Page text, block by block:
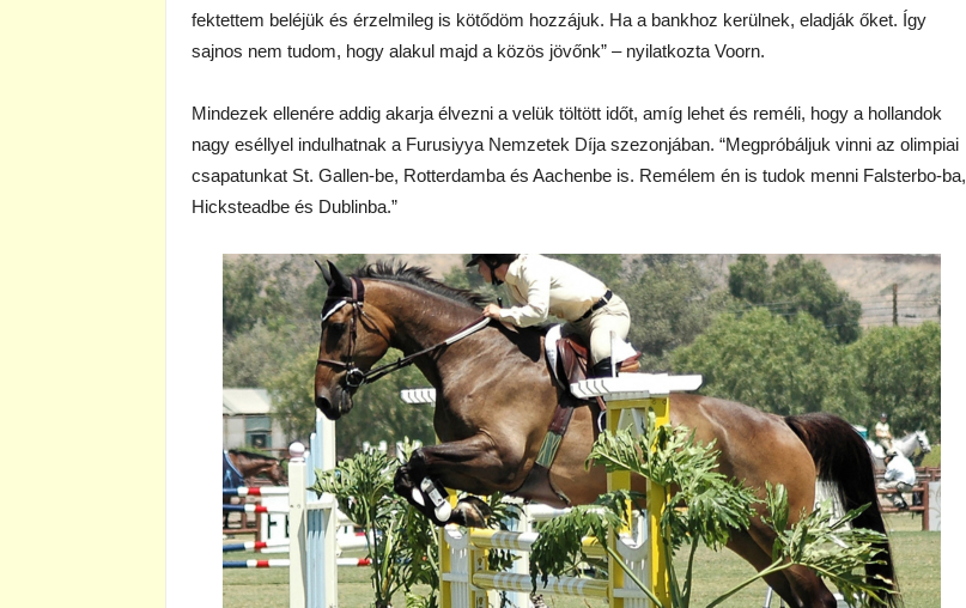
fektettem beléjük és érzelmileg is kötődöm hozzájuk. Ha a bankhoz kerülnek, eladják őket. Így
sajnos nem tudom, hogy alakul majd a közös jövőnk” – nyilatkozta Voorn.
Mindezek ellenére addig akarja élvezni a velük töltött időt, amíg lehet és reméli, hogy a hollandok
nagy eséllyel indulhatnak a Furusiyya Nemzetek Díja szezonjában. “Megpróbáljuk vinni az olimpiai
csapatunkat St. Gallen-be, Rotterdamba és Aachenbe is. Remélem én is tudok menni Falsterbo-ba,
Hicksteadbe és Dublinba.”